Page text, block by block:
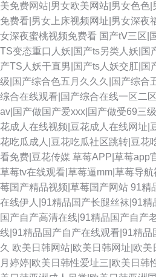
美免费网站|男女欧美网站|男女色色
免费看|男女上床视频网址|男女深夜
女深夜蜜桃视频免费看 国产tⅤ三区|
TS变态重口人妖|国产ts另类人妖|国
产TS人妖干直男|国产ts人妖交肛|国
级|国产综合色五月久久久|国产综合
综合在线观看|国产综合在线一区二
av|国产做国产爱xxx|国产做受69三
花成人在线视频|豆花成人在线网址|
花吃瓜成人|豆花吃瓜社区跳转|豆花
看免费|豆花传媒 草莓APP|草莓app
草莓tv在线观看|草莓逼mm|草莓导
莓国产精品视频|草莓国产网站 91精
在线伊人|91精品国产长腿丝袜|91
国产自产高清在线|91精品国产自产
线|91精品国产自产在线观看|91精
久 欧美日韩网站|欧美日韩网址|欧
月婷婷|欧美日韩性爱址三|欧美日韩